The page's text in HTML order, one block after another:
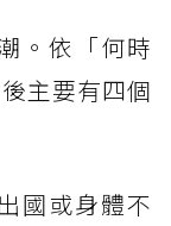
。依「何時
主要有四個
國或身體不